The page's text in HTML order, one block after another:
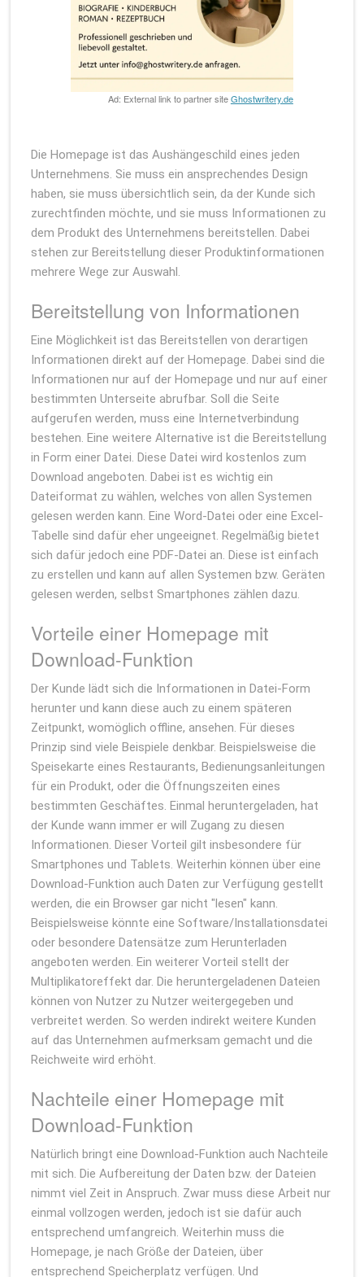
Ad: External link to partner siteGhostwritery.de
Die Homepage ist das Aushängeschild eines jeden
Unternehmens. Sie muss ein ansprechendes Design
haben, sie muss übersichtlich sein, da der Kunde sich
zurechtfinden möchte, und sie muss Informationen zu
dem Produkt des Unternehmens bereitstellen. Dabei
stehen zur Bereitstellung dieser Produktinformationen
mehrere Wege zur Auswahl.
Bereitstellung von Informationen
Eine Möglichkeit ist das Bereitstellen von derartigen
Informationen direkt auf der Homepage. Dabei sind die
Informationen nur auf der Homepage und nur auf einer
bestimmten Unterseite abrufbar. Soll die Seite
aufgerufen werden, muss eine Internetverbindung
bestehen. Eine weitere Alternative ist die Bereitstellung
in Form einer Datei. Diese Datei wird kostenlos zum
Download angeboten. Dabei ist es wichtig ein
Dateiformat zu wählen, welches von allen Systemen
gelesen werden kann. Eine Word-Datei oder eine Excel-
Tabelle sind dafür eher ungeeignet. Regelmäßig bietet
sich dafür jedoch eine PDF-Datei an. Diese ist einfach
zu erstellen und kann auf allen Systemen bzw. Geräten
gelesen werden, selbst Smartphones zählen dazu.
Vorteile einer Homepage mit
Download-Funktion
Der Kunde lädt sich die Informationen in Datei-Form
herunter und kann diese auch zu einem späteren
Zeitpunkt, womöglich offline, ansehen. Für dieses
Prinzip sind viele Beispiele denkbar. Beispielsweise die
Speisekarte eines Restaurants, Bedienungsanleitungen
für ein Produkt, oder die Öffnungszeiten eines
bestimmten Geschäftes. Einmal heruntergeladen, hat
der Kunde wann immer er will Zugang zu diesen
Informationen. Dieser Vorteil gilt insbesondere für
Smartphones und Tablets. Weiterhin können über eine
Download-Funktion auch Daten zur Verfügung gestellt
werden, die ein Browser gar nicht "lesen" kann.
Beispielsweise könnte eine Software/Installationsdatei
oder besondere Datensätze zum Herunterladen
angeboten werden. Ein weiterer Vorteil stellt der
Multiplikatoreffekt dar. Die heruntergeladenen Dateien
können von Nutzer zu Nutzer weitergegeben und
verbreitet werden. So werden indirekt weitere Kunden
auf das Unternehmen aufmerksam gemacht und die
Reichweite wird erhöht.
Nachteile einer Homepage mit
Download-Funktion
Natürlich bringt eine Download-Funktion auch Nachteile
mit sich. Die Aufbereitung der Daten bzw. der Dateien
nimmt viel Zeit in Anspruch. Zwar muss diese Arbeit nur
einmal vollzogen werden, jedoch ist sie dafür auch
entsprechend umfangreich. Weiterhin muss die
Homepage, je nach Größe der Dateien, über
entsprechend Speicherplatz verfügen. Und